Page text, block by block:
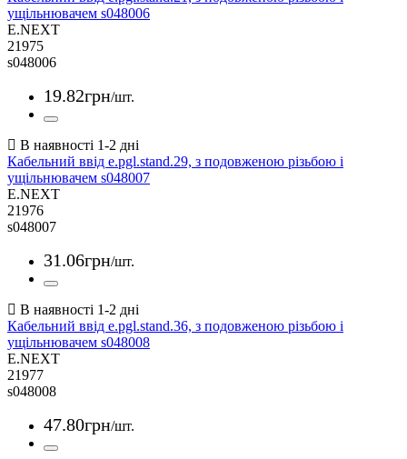
ущільнювачем s048006
E.NEXT
21975
s048006
19.82грн/шт.
Кабельний ввід e.pgl.stand.29, з подовженою різьбою і
ущільнювачем s048007
E.NEXT
21976
s048007
31.06грн/шт.
Кабельний ввід e.pgl.stand.36, з подовженою різьбою і
ущільнювачем s048008
E.NEXT
21977
s048008
47.80грн/шт.